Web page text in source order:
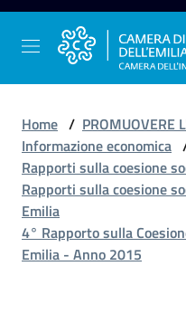
Vai al contenuto
Vai alla navigazione
Vai al footer
La
Camera
dell'Emilia
Home / PROMUOVERE
Informazione economica
Rapporti sulla coesione
Rapporti sulla coesione
Emilia
4° Rapporto sulla
Emilia - Anno 2015